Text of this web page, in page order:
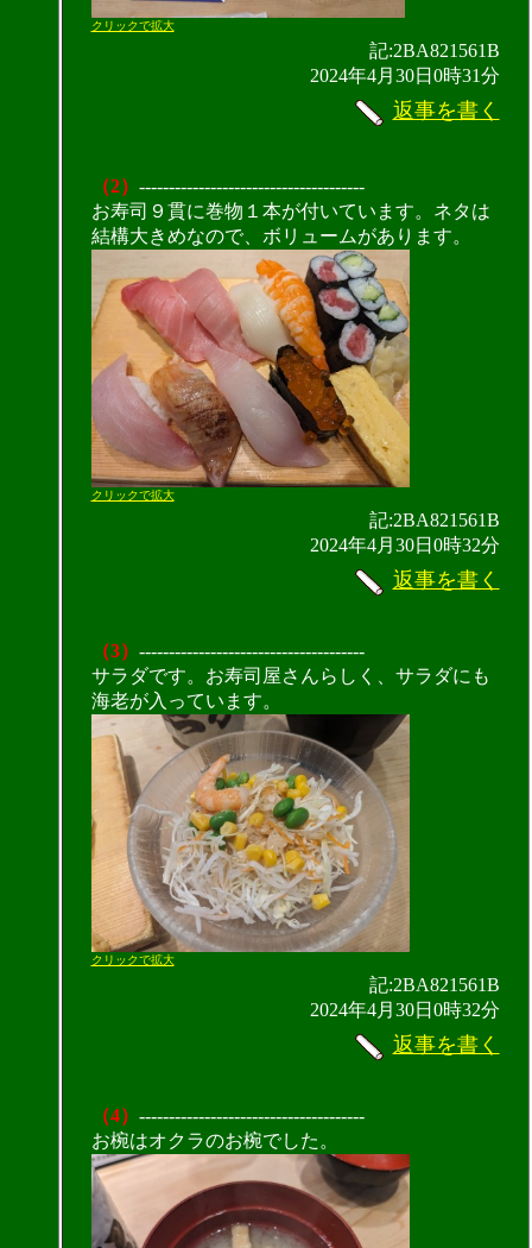
クリックで拡大
記:2BA821561B
2024年4月30日0時31分
返事を書く
（2） --------------------------------------
お寿司９貫に巻物１本が付いています。ネタは
結構大きめなので、ボリュームがあります。
クリックで拡大
記:2BA821561B
2024年4月30日0時32分
返事を書く
（3） --------------------------------------
サラダです。お寿司屋さんらしく、サラダにも
海老が入っています。
クリックで拡大
記:2BA821561B
2024年4月30日0時32分
返事を書く
（4） --------------------------------------
お椀はオクラのお椀でした。